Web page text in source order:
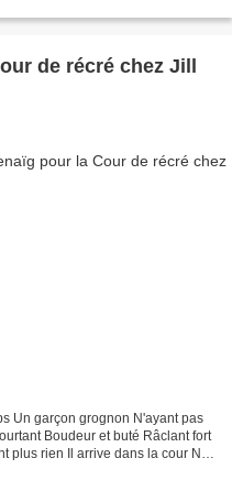
de récré chez Jill
Un garçon grognon N'ayant pas
Boudeur et buté Râclant fort
plus rien Il arrive dans la cour Ne